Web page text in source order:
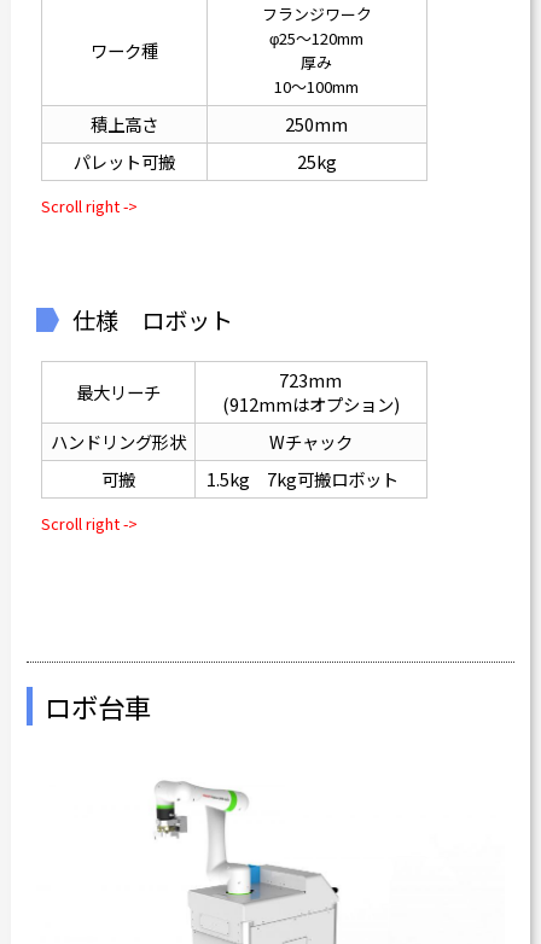
ワーク種
フランジワーク
φ25～120mm
厚み
10～100mm
積上高さ
250mm
パレット可搬
25kg
仕様 ロボット
最大リーチ
723mm
(912mmはオプション)
ハンドリング形状
Wチャック
可搬
1.5kg 7kg可搬ロボット
ロボ台車